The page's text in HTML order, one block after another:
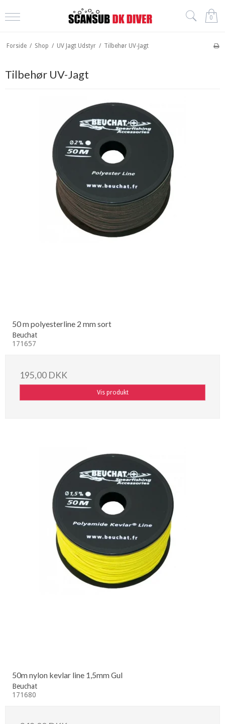
0
Forside / Shop / UV Jagt Udstyr / Tilbehør UV-Jagt
Tilbehør UV-Jagt
50 m polyesterline 2 mm sort
Beuchat
171657
195,00 DKK
Vis produkt
50m nylon kevlar line 1,5mm Gul
Beuchat
171680